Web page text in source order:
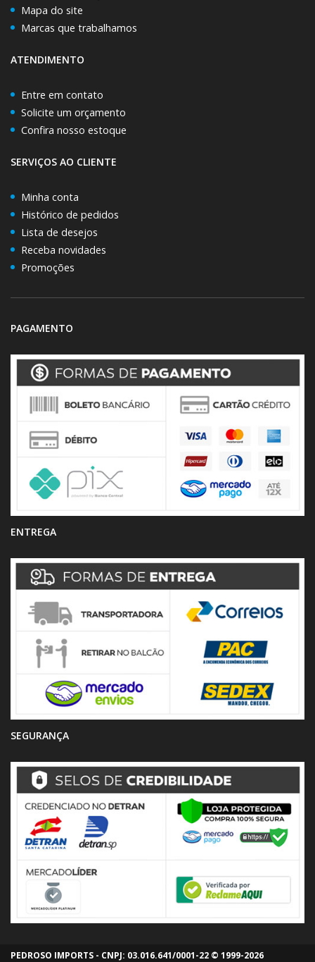
Mapa do site
Marcas que trabalhamos
ATENDIMENTO
Entre em contato
Solicite um orçamento
Confira nosso estoque
SERVIÇOS AO CLIENTE
Minha conta
Histórico de pedidos
Lista de desejos
Receba novidades
Promoções
PAGAMENTO
ENTREGA
SEGURANÇA
PEDROSO IMPORTS - CNPJ: 03.016.641/0001-22 © 1999-2026